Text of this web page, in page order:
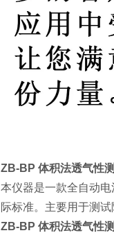
ZB-BP 体积法透气性
本仪器是一款全自动
际标准。 主要用于测试
ZB-BP 体积法透气性